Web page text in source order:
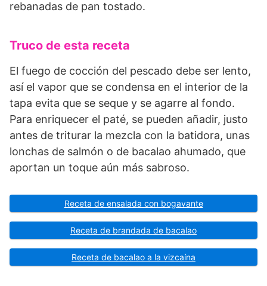
rebanadas de pan tostado.
Truco de esta receta
El fuego de cocción del pescado debe ser lento,
así el vapor que se condensa en el interior de la
tapa evita que se seque y se agarre al fondo.
Para enriquecer el paté, se pueden añadir, justo
antes de triturar la mezcla con la batidora, unas
lonchas de salmón o de bacalao ahumado, que
aportan un toque aún más sabroso.
Receta de ensalada con bogavante
Receta de brandada de bacalao
Receta de bacalao a la vizcaína